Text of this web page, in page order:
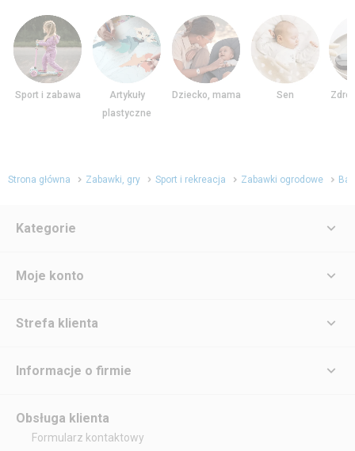
Sport i zabawa
Artykuły
plastyczne
Dziecko, mama Sen
Strona główna Zabawki, gry Sport i rekreacja Zabawki ogrodowe
Kategorie
Moje konto
Strefa klienta
Informacje o firmie
Obsługa klienta
Formularz kontaktowy